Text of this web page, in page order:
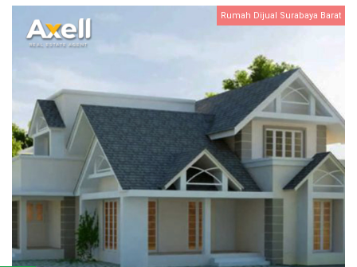
Rumah Dijual Surabaya Barat